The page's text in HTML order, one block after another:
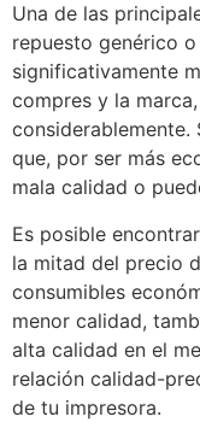
Una de las
repuesto genérico
significativamente
compres y la
considerablemente.
que, por ser más
mala calidad o
Es posible
la mitad del precio
consumibles
menor calidad,
alta calidad en el
relación calidad-
de tu impresora.